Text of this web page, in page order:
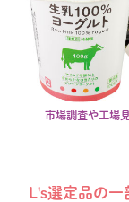
市場調査や工場
L's選定品の一